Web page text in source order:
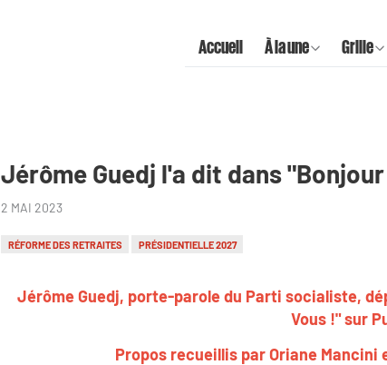
Accueil À la une Grille
Jérôme Guedj l'a dit dans
2 MAI 2023
RÉFORME DES RETRAITES PRÉSIDENTIELLE 2027
Jérôme Guedj, porte-parole du Parti socialiste,
Vous !" sur
Propos recueillis par Oriane Mancini